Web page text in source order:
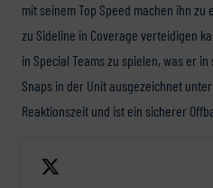
mit seinem Top Speed machen ihn
zu Sideline in Coverage verteidigen
in Special Teams zu spielen, was er
Snaps in der Unit ausgezeichnet
Reaktionszeit und ist ein sicherer